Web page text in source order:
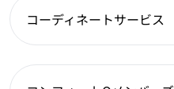
コーディネートサービス